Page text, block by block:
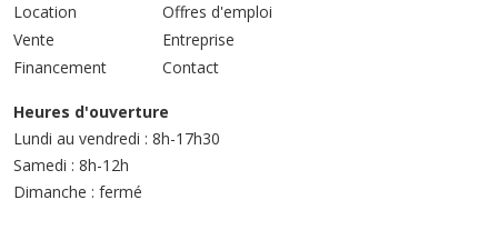
Location
Vente
Financement
Offres d'emploi
Entreprise
Contact
Heures d'ouverture
Lundi au vendredi : 8h-17h30
Samedi : 8h-12h
Dimanche : fermé